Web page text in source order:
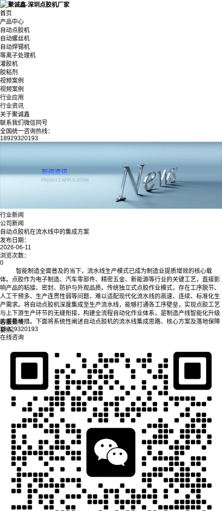
首页
产品中心
自动点胶机
自动螺丝机
自动焊锡机
等离子处理机
灌胶机
胶粘剂
视频案例
视频案例
行业应用
行业资讯
关于聚诚鑫
联系我们微信同号
全国统一咨询热线：
18929320193
行业新闻
公司新闻
自动点胶机在流水线中的集成方案
发布日期：
2026-06-11
浏览次数：
0
智能制造全面普及的当下，流水线生产模式已成为制造业提质增效的核心载
体。点胶作为电子制造、汽车零部件、精密五金、新能源等行业的关键工艺，直接影
响产品的粘接、密封、防护与外观品质。传统独立式点胶作业模式，存在工序脱节、
人工干预多、生产连贯性弱等问题，难以适配现代化流水线的高速、连续、标准化生
产需求。将自动点胶机深度集成至生产流水线，能够打通各工序壁垒，实现点胶工艺
与上下游生产环节的无缝衔接，构建全流程自动化作业体系，是制造产线智能化升级
的重要举措。下面将系统性阐述自动点胶机的流水线集成思路、核心方案及落地保障
要点。
客服热线
18929320193
在线咨询